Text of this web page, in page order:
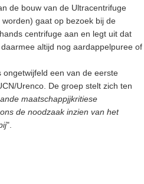
de bouw van de Ultracentrifuge
gaat op bezoek bij de
centrifuge aan en legt uit dat
altijd nog aardappelpuree of
een van de eerste
Urenco. De groep stelt zich ten
maatschappjjkritiese
de noodzaak inzien van het
".